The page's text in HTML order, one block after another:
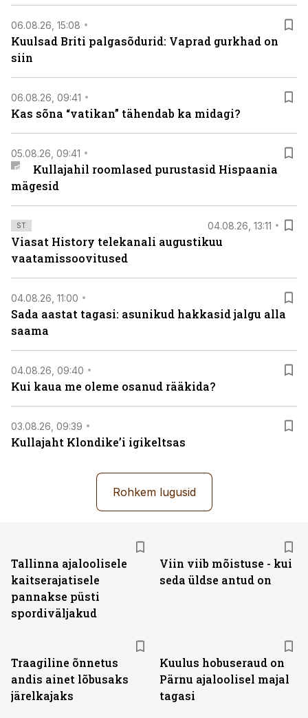
06.08.26, 15:08
Kuulsad Briti palgasõdurid: Vaprad gurkhad on
siin
06.08.26, 09:41
Kas sõna “vatikan” tähendab ka midagi?
05.08.26, 09:41
Kullajahil roomlased purustasid Hispaania
mägesid
ST 04.08.26, 13:11
Viasat History telekanali augustikuu
vaatamissoovitused
04.08.26, 11:00
Sada aastat tagasi: asunikud hakkasid jalgu alla
saama
04.08.26, 09:40
Kui kaua me oleme osanud rääkida?
03.08.26, 09:39
Kullajaht Klondike’i igikeltsas
Rohkem lugusid
Tallinna ajaloolisele
kaitserajatisele
pannakse püsti
spordiväljakud
Viin viib mõistuse - kui
seda üldse antud on
Traagiline õnnetus
andis ainet lõbusaks
järelkajaks
Kuulus hobuseraud on
Pärnu ajaloolisel majal
tagasi